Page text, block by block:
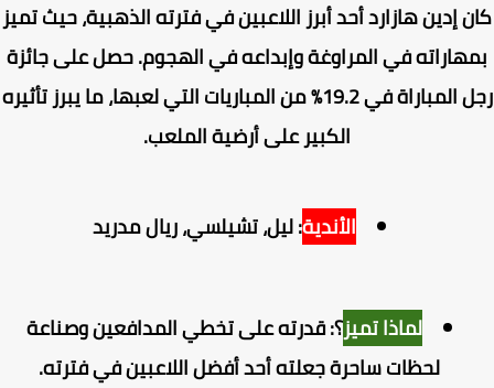
إدين هازارد أحد أبرز اللاعبين في فترته الذهبية، حيث تميز
في المراوغة وإبداعه في الهجوم. حصل على جائزة
رجل المباراة في 19.2% من المباريات التي لعبها، ما يبرز تأثيره
الكبير على أرضية الملعب.
الأندية: ليل، تشيلسي، ريال مدريد
لماذا تميز؟: قدرته على تخطي المدافعين وصناعة
لحظات ساحرة جعلته أحد أفضل اللاعبين في فترته.